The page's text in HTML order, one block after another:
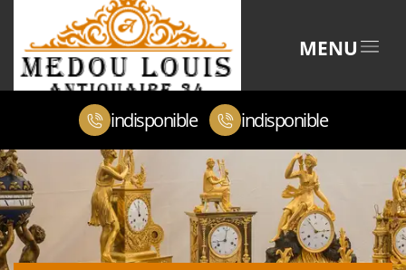
MENU
indisponible indisponible